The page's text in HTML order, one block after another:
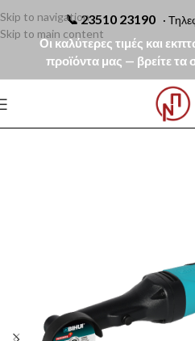
📞23510 23190 ·
Οι καλύτερες τιμές και
προϊόντα μας — βρείτε
Skip to navigation
Skip to main content